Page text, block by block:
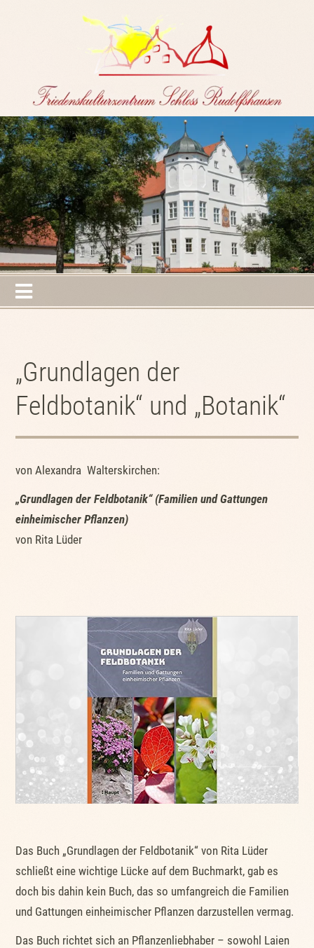
„Grundlagen der
Feldbotanik“ und „Botanik“
von Alexandra Walterskirchen:
„Grundlagen der Feldbotanik“ (Familien und Gattungen
einheimischer Pflanzen)
von Rita Lüder
Das Buch „Grundlagen der Feldbotanik“ von Rita Lüder
schließt eine wichtige Lücke auf dem Buchmarkt, gab es
doch bis dahin kein Buch, das so umfangreich die Familien
und Gattungen einheimischer Pflanzen darzustellen vermag.
Das Buch richtet sich an Pflanzenliebhaber – sowohl Laien